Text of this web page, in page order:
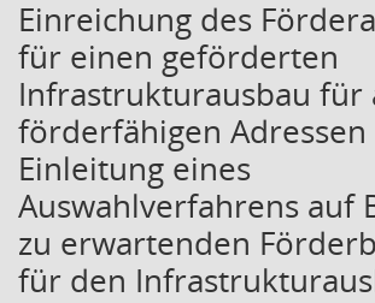
Einreichung des
für einen geförderten
Infrastrukturausbau für
förderfähigen Adressen
Einleitung eines
Auswahlverfahrens auf
zu erwartenden
für den